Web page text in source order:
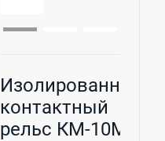
Изолированный
контактный
рельс КМ-10М